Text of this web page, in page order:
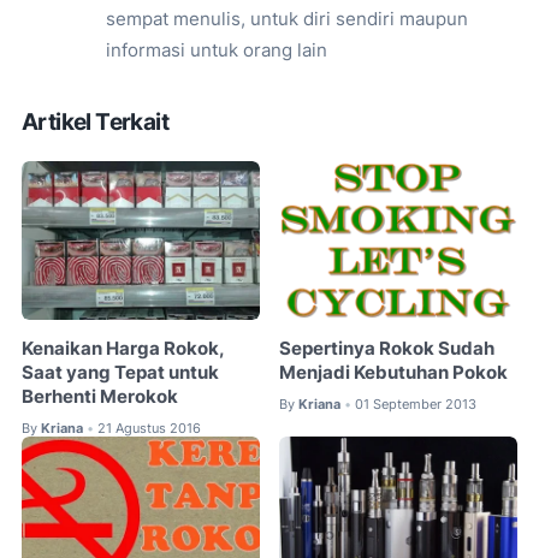
sempat menulis, untuk diri sendiri maupun
informasi untuk orang lain
Artikel Terkait
Kenaikan Harga Rokok,
Saat yang Tepat untuk
Berhenti Merokok
By Kriana • 21 Agustus 2016
Sepertinya Rokok Sudah
Menjadi Kebutuhan Pokok
By Kriana • 01 September 2013